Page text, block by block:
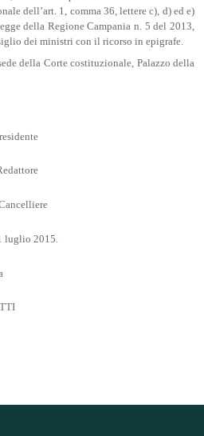
dell’art. 1, comma 36, lettere c), d) ed e)
della Regione Campania n. 5 del 2013,
dei ministri con il ricorso in epigrafe.
della Corte costituzionale, Palazzo della
luglio 2015.